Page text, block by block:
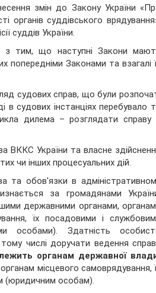
змін до Закону України
органів суддівського
суддів України.
з тим, що наступні Закони
попередніми Законами та взагалі
судових справ, що були
в судових інстанціях перебувало
дилема – розглядати справу
ВККС України та власне
чи інших процесуальних дій.
та обов'язки в
за громадянами
державними органами,
їх посадовими і
особами). Здатність
числі доручати ведення
органам державної
місцевого самоврядування,
(юридичним особам).